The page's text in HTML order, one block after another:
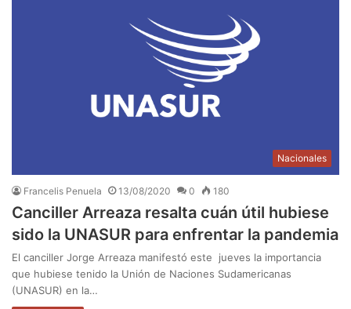
Nacionales
Francelis Penuela 13/08/2020 0 180
Canciller Arreaza resalta cuán útil hubiese
sido la UNASUR para enfrentar la pandemia
El canciller Jorge Arreaza manifestó este jueves la importancia
que hubiese tenido la Unión de Naciones Sudamericanas
(UNASUR) en la…